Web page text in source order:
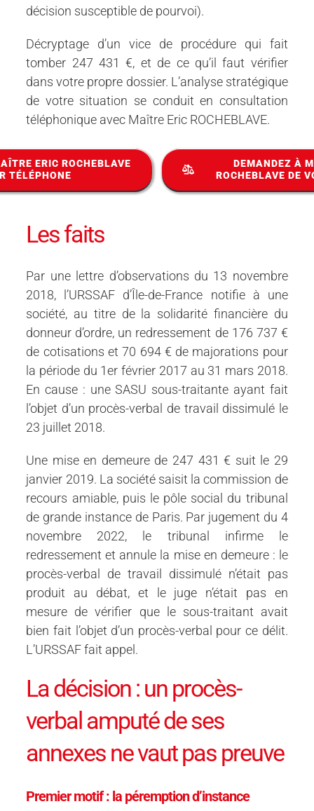
décision susceptible de pourvoi).
Décryptage d’un vice de procédure qui fait
tomber 247 431 €, et de ce qu’il faut vérifier
dans votre propre dossier. L’analyse stratégique
de votre situation se conduit en consultation
téléphonique avec Maître Eric ROCHEBLAVE.
ERIC ROCHEBLAVE
TÉLÉPHONE
DEMANDEZ À
ROCHEBLAVE DE
Les faits
Par une lettre d’observations du 13 novembre
2018, l’URSSAF d’Île-de-France notifie à une
société, au titre de la solidarité financière du
donneur d’ordre, un redressement de 176 737 €
de cotisations et 70 694 € de majorations pour
la période du 1er février 2017 au 31 mars 2018.
En cause : une SASU sous-traitante ayant fait
l’objet d’un procès-verbal de travail dissimulé le
23 juillet 2018.
Une mise en demeure de 247 431 € suit le 29
janvier 2019. La société saisit la commission de
recours amiable, puis le pôle social du tribunal
de grande instance de Paris. Par jugement du 4
novembre 2022, le tribunal infirme le
redressement et annule la mise en demeure : le
procès-verbal de travail dissimulé n’était pas
produit au débat, et le juge n’était pas en
mesure de vérifier que le sous-traitant avait
bien fait l’objet d’un procès-verbal pour ce délit.
L’URSSAF fait appel.
La décision : un procès-
verbal amputé de ses
annexes ne vaut pas preuve
Premier motif : la péremption d’instance